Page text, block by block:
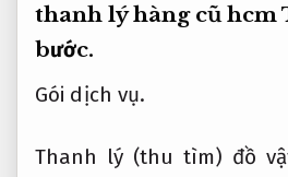
thanh lý hàng cũ hcm
bước.
Gói dịch vụ.
Thanh lý (thu tìm) đồ